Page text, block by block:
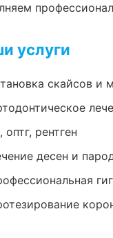
услуги
скайсов и
оптг, рентген
десен и